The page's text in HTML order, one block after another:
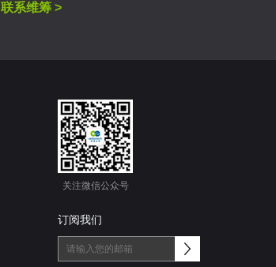
联系维筹 >
关注微信公众号
订阅我们